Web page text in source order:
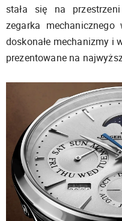
stała się na
zegarka
doskonałe mechanizmy i
prezentowane na